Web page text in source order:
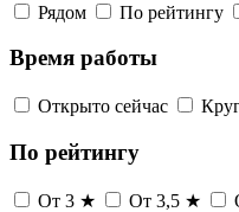
Рядом По рейтингу
Время работы
Открыто сейчас
По рейтингу
От 3 ★ От 3,5 ★